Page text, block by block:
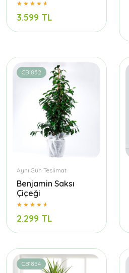
3.599 TL
CB1852
Aynı Gün Teslimat
Benjamin Saksı
Çiçeği
2.299 TL
CB1854